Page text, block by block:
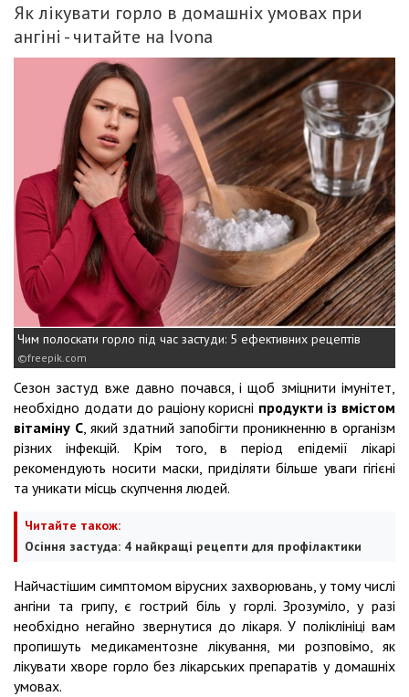
Як лікувати горло в домашніх умовах при
ангіні - читайте на Ivonа
Чим полоскати горло під час застуди: 5 ефективних рецептів
freepik.com
Сезон застуд вже давно почався, і щоб зміцнити імунітет,
необхідно додати до раціону корисні продукти із вмістом
вітаміну С, який здатний запобігти проникненню в організм
різних інфекцій. Крім того, в період епідемії лікарі
рекомендують носити маски, приділяти більше уваги гігієні
та уникати місць скупчення людей.
Читайте також:
Осіння застуда: 4 найкращі рецепти для профілактики
Найчастішим симптомом вірусних захворювань, у тому числі
ангіни та грипу, є гострий біль у горлі. Зрозуміло, у разі
необхідно негайно звернутися до лікаря. У поліклініці вам
пропишуть медикаментозне лікування, ми розповімо, як
лікувати хворе горло без лікарських препаратів у домашніх
умовах.